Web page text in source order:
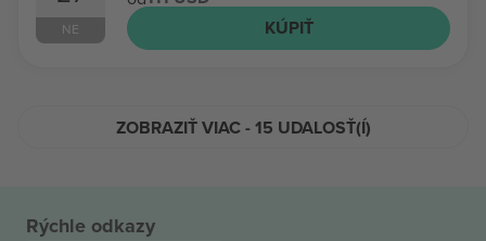
NE
KÚPIŤ
ZOBRAZIŤ VIAC - 15 UDALOSŤ(Í)
Rýchle odkazy